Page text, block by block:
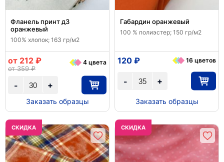
Фланель принт д3
оранжевый
100% хлопок; 163 гр/м2
+
-
от 212 ₽
от 359 ₽
4 цвета
Заказать образцы
Габардин оранжевый
100 % полиэстер; 150 гр/м2
+
-
120 ₽ 16 цветов
Заказать образцы
CКИДКА CКИДКА